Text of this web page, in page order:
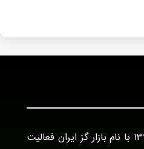
بازرگانی گز آراد در سال ۱۳۹۴ با نام بازار گز ایران فعالیت